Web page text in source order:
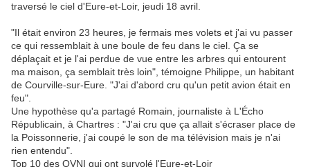
traversé le ciel d'Eure-et-Loir, jeudi 18 avril.
"Il était environ 23 heures, je fermais mes volets et j'ai vu passer
ce qui ressemblait à une boule de feu dans le ciel. Ça se
déplaçait et je l'ai perdue de vue entre les arbres qui entourent
ma maison, ça semblait très loin", témoigne Philippe, un habitant
de Courville-sur-Eure. "J'ai d'abord cru qu'un petit avion était en
feu".
Une hypothèse qu'a partagé Romain, journaliste à L'Écho
Républicain, à Chartres : "J'ai cru que ça allait s'écraser place de
la Poissonnerie, j'ai coupé le son de ma télévision mais je n'ai
rien entendu".
Top 10 des OVNI qui ont survolé l'Eure-et-Loir